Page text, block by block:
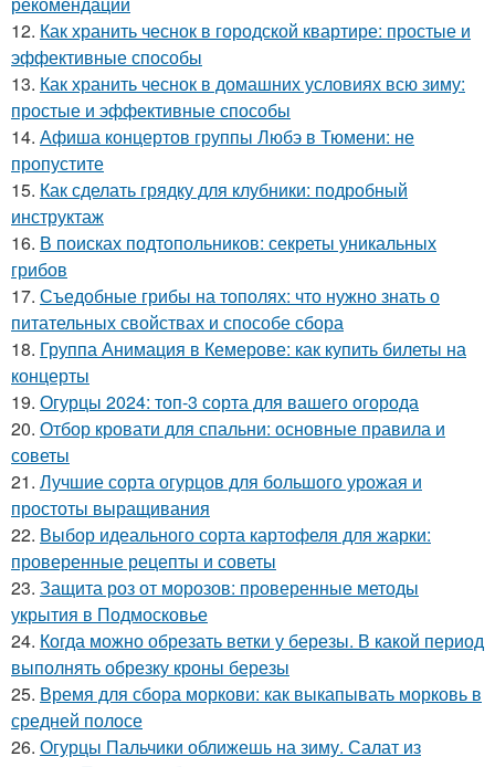
12. Как хранить чеснок в городской квартире: простые и
эффективные способы
13. Как хранить чеснок в домашних условиях всю зиму:
простые и эффективные способы
14. Афиша концертов группы Любэ в Тюмени: не
пропустите
15. Как сделать грядку для клубники: подробный
инструктаж
16. В поисках подтопольников: секреты уникальных
грибов
17. Съедобные грибы на тополях: что нужно знать о
питательных свойствах и способе сбора
18. Группа Анимация в Кемерове: как купить билеты на
концерты
19. Огурцы 2024: топ-3 сорта для вашего огорода
20. Отбор кровати для спальни: основные правила и
советы
21. Лучшие сорта огурцов для большого урожая и
простоты выращивания
22. Выбор идеального сорта картофеля для жарки:
проверенные рецепты и советы
23. Защита роз от морозов: проверенные методы
укрытия в Подмосковье
24. Когда можно обрезать ветки у березы. В какой период
выполнять обрезку кроны березы
25. Время для сбора моркови: как выкапывать морковь в
средней полосе
26. Огурцы Пальчики оближешь на зиму. Салат из